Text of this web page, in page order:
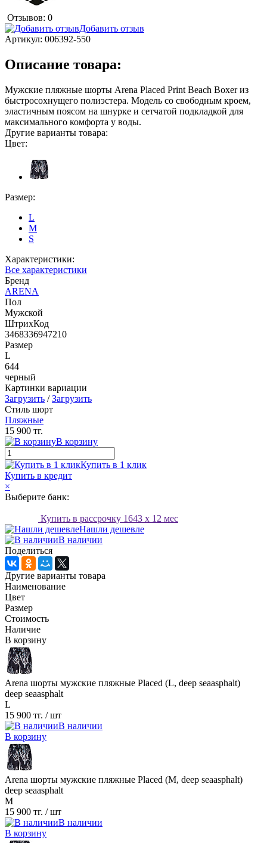
Отзывов: 0
Добавить отзыв
Артикул: 006392-550
Описание товара:
Мужские пляжные шорты Arena Placed Print Beach Boxer из
быстросохнущего полиэстера. Модель со свободным кроем,
эластичным поясом на шнурке и сетчатой подкладкой для
максимального комфорта у воды.
Другие варианты товара:
Цвет:
Размер:
L
M
S
Характеристики:
Все характеристики
Бренд
ARENA
Пол
Мужской
ШтрихКод
3468336947210
Размер
L
644
черный
Картинки вариации
Загрузить /Загрузить
Стиль шорт
Пляжные
15 900 тг.
В корзину
Купить в 1 клик
Купить в кредит
×
Выберите банк:
Купить в рассрочку 1643 x 12 мес
Нашли дешевле
В наличии
Поделиться
Другие варианты товара
Наименование
Цвет
Размер
Стоимость
Наличие
В корзину
Arena шорты мужские пляжные Placed (L, deep seaasphalt)
deep seaasphalt
L
15 900 тг. / шт
В наличии
В корзину
Arena шорты мужские пляжные Placed (M, deep seaasphalt)
deep seaasphalt
M
15 900 тг. / шт
В наличии
В корзину